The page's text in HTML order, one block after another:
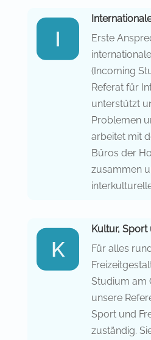
Erste
(Incoming
Referat für
unterstützt
Problemen
arbeitet mit
Büros der
zusammen
Kultur, Sport
Für alles
Studium am
unsere
Sport und
zuständig.